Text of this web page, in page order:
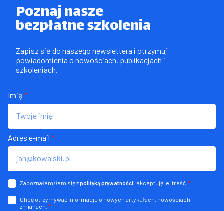
Poznaj nasze
bezpłatne szkolenia
Zapisz się do naszego newslettera i otrzymuj
powiadomienia o nowościach, publikacjach i
szkoleniach.
Imię *
Adres e-mail *
Zapoznałem/łam się zpolityką prywatności i akceptuję jej treść. *
Chcę otrzymywać informacje o nowych artykułach, nowościach i
zmianach. *